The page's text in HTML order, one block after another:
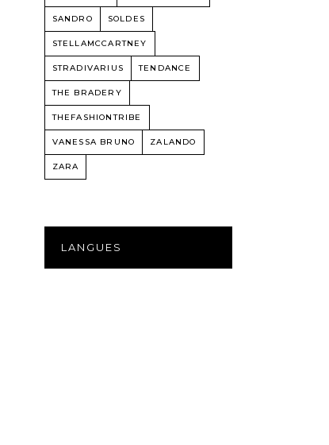
SANDRO SOLDES
STELLAMCCARTNEY
STRADIVARIUS TENDANCE
THE BRADERY
THEFASHIONTRIBE
VANESSA BRUNO ZALANDO
ZARA
LANGUES